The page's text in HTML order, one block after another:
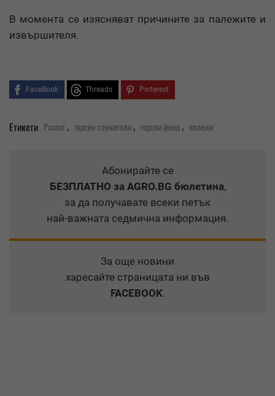
В момента се изясняват причините за палежите и
извършителя.
FaceBook Threads Pinterest
Етикети Разлог, горски служители, горски фонд, палежи
Абонирайте се
БЕЗПЛАТНО за AGRO.BG бюлетина,
за да получавате всеки петък
най-важната седмична информация.
За още новини
харесайте страницата ни във
FACEBOOK.